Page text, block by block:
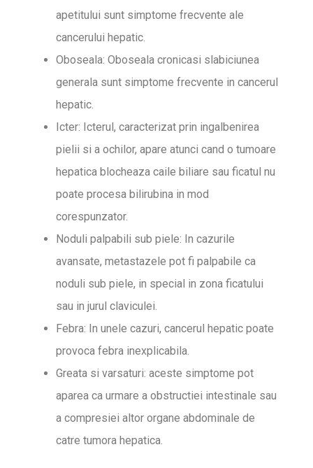
apetitului sunt simptome frecvente ale
cancerului hepatic.
Oboseala: Oboseala cronicasi slabiciunea
generala sunt simptome frecvente in cancerul
hepatic.
Icter: Icterul, caracterizat prin ingalbenirea
pielii si a ochilor, apare atunci cand o tumoare
hepatica blocheaza caile biliare sau ficatul nu
poate procesa bilirubina in mod
corespunzator.
Noduli palpabili sub piele: In cazurile
avansate, metastazele pot fi palpabile ca
noduli sub piele, in special in zona ficatului
sau in jurul claviculei.
Febra: In unele cazuri, cancerul hepatic poate
provoca febra inexplicabila.
Greata si varsaturi: aceste simptome pot
aparea ca urmare a obstructiei intestinale sau
a compresiei altor organe abdominale de
catre tumora hepatica.